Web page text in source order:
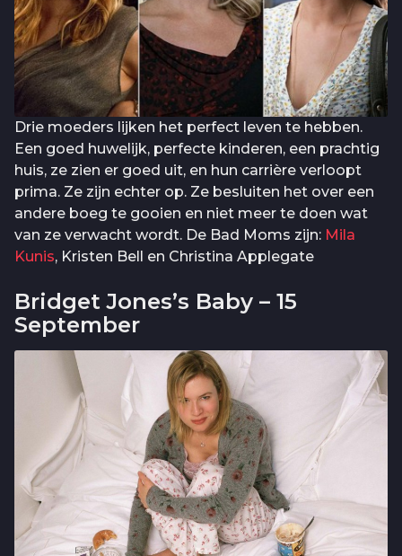
Drie moeders lijken het perfect leven te hebben.
Een goed huwelijk, perfecte kinderen, een prachtig
huis, ze zien er goed uit, en hun carrière verloopt
prima. Ze zijn echter op. Ze besluiten het over een
andere boeg te gooien en niet meer te doen wat
van ze verwacht wordt. De Bad Moms zijn: Mila
Kunis, Kristen Bell en Christina Applegate
Bridget Jones’s Baby – 15
September